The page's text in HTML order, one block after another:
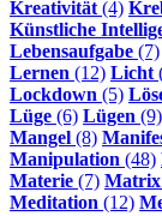
Kreativität (4)
Künstliche
Lebensaufgabe (7)
Lernen (12) Licht
Lockdown (5)
Lüge (6) Lügen (9)
Mangel (8)
Manipulation (48)
Materie (7) Matrix
Meditation (12)